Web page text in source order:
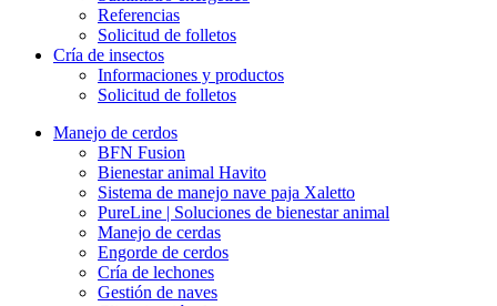
Referencias
Solicitud de folletos
Cría de insectos
Informaciones y productos
Solicitud de folletos
Manejo de cerdos
BFN Fusion
Bienestar animal Havito
Sistema de manejo nave paja Xaletto
PureLine | Soluciones de bienestar animal
Manejo de cerdas
Engorde de cerdos
Cría de lechones
Gestión de naves